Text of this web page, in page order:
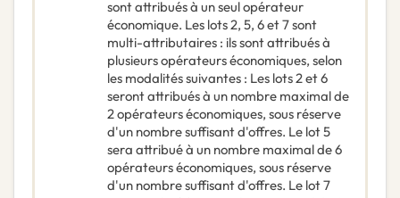
sont attribués à un seul opérateur
économique. Les lots 2, 5, 6 et 7 sont
multi-attributaires : ils sont attribués à
plusieurs opérateurs économiques, selon
les modalités suivantes : Les lots 2 et 6
seront attribués à un nombre maximal de
2 opérateurs économiques, sous réserve
d'un nombre suffisant d'offres. Le lot 5
sera attribué à un nombre maximal de 6
opérateurs économiques, sous réserve
d'un nombre suffisant d'offres. Le lot 7